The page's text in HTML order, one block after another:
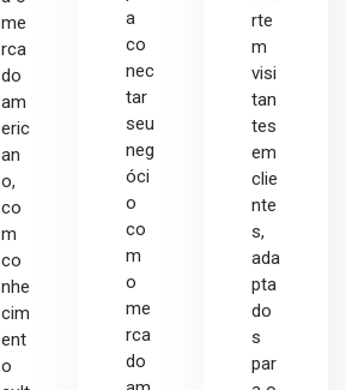
me
rca
do
am
eric
an
o,
co
m
co
nhe
cim
ent
o
a
co
nec
tar
seu
neg
óci
o
co
m
o
me
rca
do
rte
m
visi
tan
tes
em
clie
nte
s,
ada
pta
do
s
par